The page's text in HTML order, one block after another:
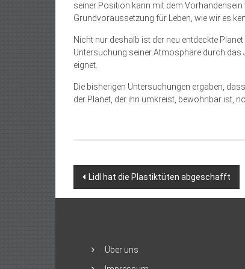
seiner Position kann mit dem
Grundvoraussetzung für Leben, wie wir es
Nicht nur deshalb ist der neu entdeckte
Untersuchung seiner Atmosphäre durch
eignet.
Die bisherigen Untersuchungen ergaben,
der Planet, der ihn umkreist, bewohnbar ist,
Beitragsnavigation
Lidl hat die Plastiktüten abgeschafft
Über uns